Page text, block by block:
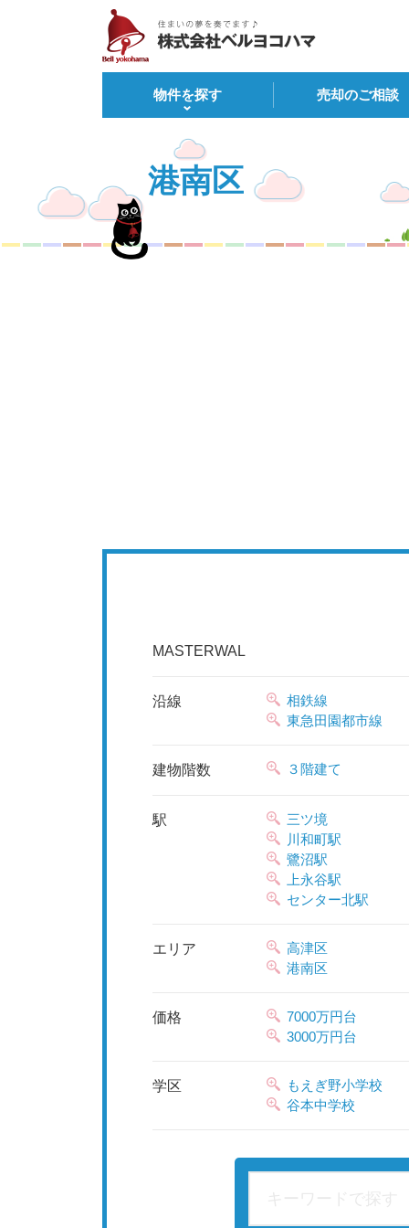
物件を探す 売却のご相談
港南区
MASTERWAL
沿線
相鉄線
東急田園都市線
建物階数 ３階建て
駅
三ツ境
川和町駅
鷺沼駅
上永谷駅
センター北駅
エリア
高津区
港南区
価格
7000万円台
3000万円台
学区
もえぎ野小学校
谷本中学校